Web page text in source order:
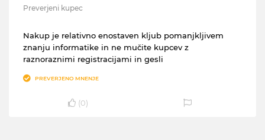
Preverjeni kupec
Nakup je relativno enostaven kljub pomanjkljivem
znanju informatike in ne mučite kupcev z
raznoraznimi registracijami in gesli
PREVERJENO MNENJE
(0)